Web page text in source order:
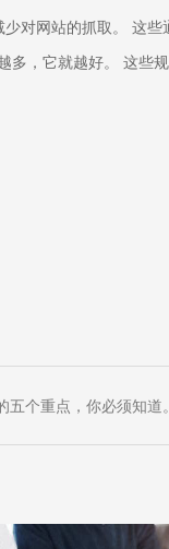
对网站的抓取。 这些
多，它就越好。 这些
个重点，你必须知道。